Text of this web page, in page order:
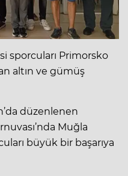
sporcuları Primorsko
altın ve gümüş
düzenlenen
Muğla
büyük bir başarıya